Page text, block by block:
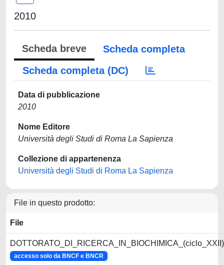
2010
Scheda breve
Scheda completa
Scheda completa (DC)
Data di pubblicazione
2010
Nome Editore
Università degli Studi di Roma La Sapienza
Collezione di appartenenza
Università degli Studi di Roma La Sapienza
File in questo prodotto:
File
accesso solo da BNCF e BNCR